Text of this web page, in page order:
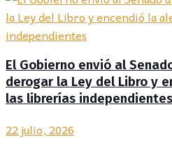
El Gobierno envió al
derogar la Ley del Libro y
las librerías independientes
22 julio, 2026